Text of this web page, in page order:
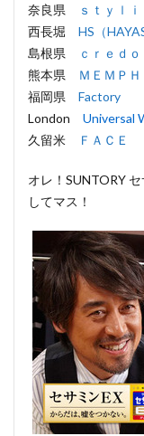
奈良県
ｓｔｙｌ
西長堀 HS（
島根県
ｃｒｅｄｏ
熊本県
ＭＥＭＰ
福岡県 Factory
London Universal
久留米
ＦＡＣＥ
オレ！SUNTORY
してマス！